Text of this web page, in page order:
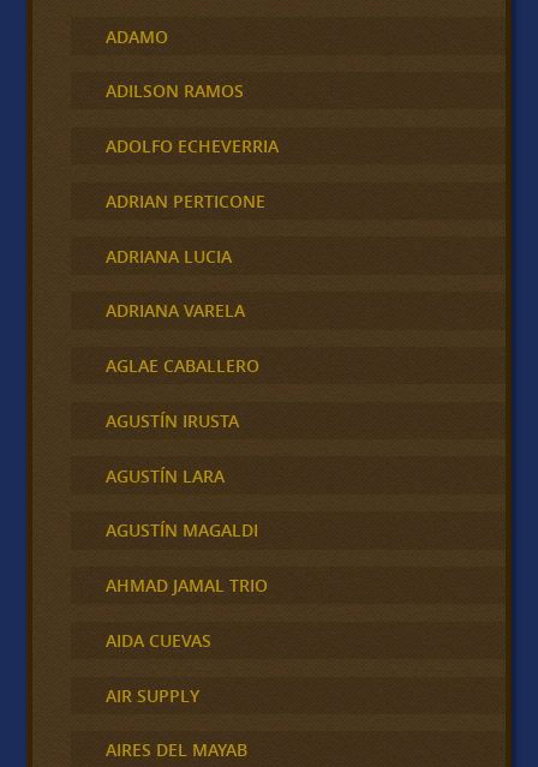
ADAMO
ADILSON RAMOS
ADOLFO ECHEVERRIA
ADRIAN PERTICONE
ADRIANA LUCIA
ADRIANA VARELA
AGLAE CABALLERO
AGUSTÍN IRUSTA
AGUSTÍN LARA
AGUSTÍN MAGALDI
AHMAD JAMAL TRIO
AIDA CUEVAS
AIR SUPPLY
AIRES DEL MAYAB